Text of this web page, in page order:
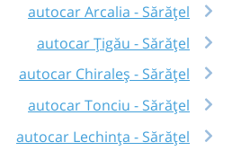
autocar Arcalia - Sărățel
autocar Țigău - Sărățel
autocar Chiraleș - Sărățel
autocar Tonciu - Sărățel
autocar Lechința - Sărățel